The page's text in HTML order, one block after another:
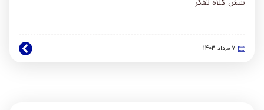
شش کلاه تفکر
...
7 مرداد 1403